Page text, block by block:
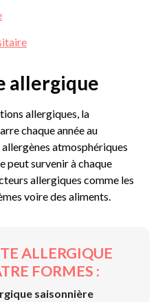
allergique
allergiques, la
chaque année au
atmosphériques
peut survenir à chaque
allergiques comme les
voire des aliments.
ALLERGIQUE
FORMES :
saisonnière